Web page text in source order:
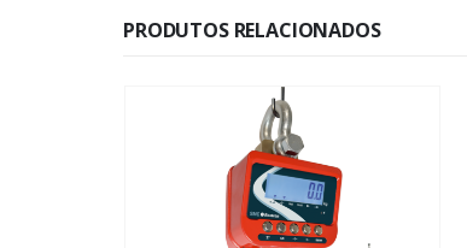
PRODUTOS RELACIONADOS